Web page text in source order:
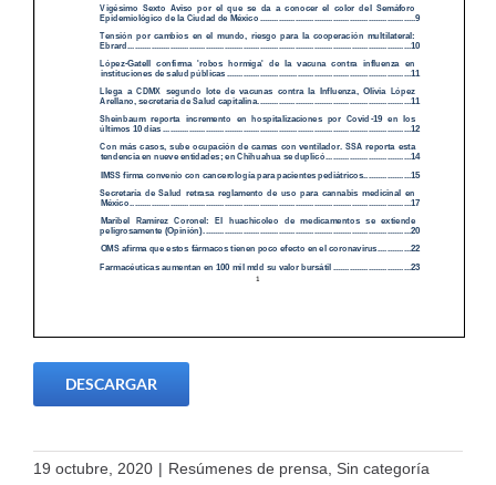
DESCARGAR
19 octubre, 2020 | Resúmenes de prensa, Sin categoría